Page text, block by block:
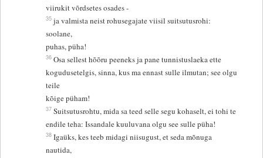
viirukit võrdsetes osades -
35 ja valmista neist rohusegajate viisil suitsutusrohi:
soolane,
puhas, püha!
36 Osa sellest hõõru peeneks ja pane tunnistuslaeka ette
kogudusetelgis, sinna, kus ma ennast sulle ilmutan; see olgu
teile
kõige püham!
37 Suitsutusrohtu, mida sa teed selle segu kohaselt, ei tohi te
endile teha: Issandale kuuluvana olgu see sulle püha!
38 Igaüks, kes teeb midagi niisugust, et seda mõnuga
nautida,